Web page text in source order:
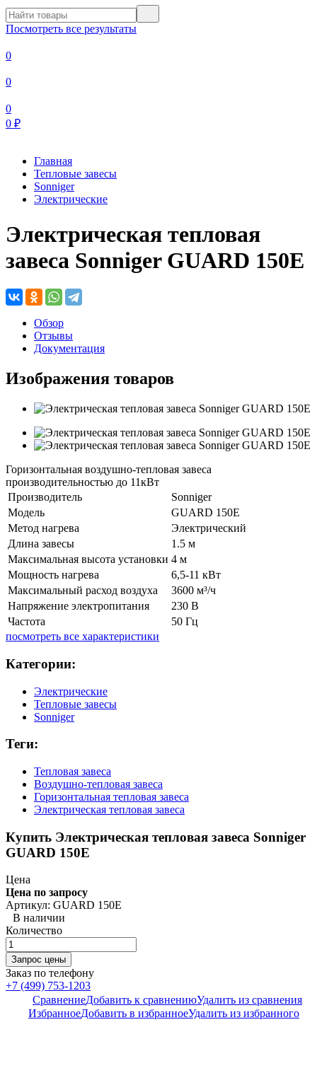
Посмотреть все результаты
0
0
0
0 ₽
Главная
Тепловые завесы
Sonniger
Электрические
Электрическая тепловая
завеса Sonniger GUARD 150E
Обзор
Отзывы
Документация
Изображения товаров
Горизонтальная воздушно-тепловая завеса
производительностью до 11кВт
Производитель
Sonniger
Модель
GUARD 150E
Метод нагрева
Электрический
Длина завесы
1.5 м
Максимальная высота установки 4 м
Мощность нагрева
6,5-11 кВт
Максимальный расход воздуха
3600 м³/ч
Напряжение электропитания
230 В
Частота
50 Гц
посмотреть все характеристики
Категории:
Электрические
Тепловые завесы
Sonniger
Теги:
Тепловая завеса
Воздушно-тепловая завеса
Горизонтальная тепловая завеса
Электрическая тепловая завеса
Купить Электрическая тепловая завеса Sonniger
GUARD 150E
Цена
Цена по запросу
Артикул: GUARD 150E
В наличии
Количество
Заказ по телефону
+7 (499) 753-1203
СравнениеДобавить к сравнениюУдалить из сравнения
ИзбранноеДобавить в избранноеУдалить из избранного